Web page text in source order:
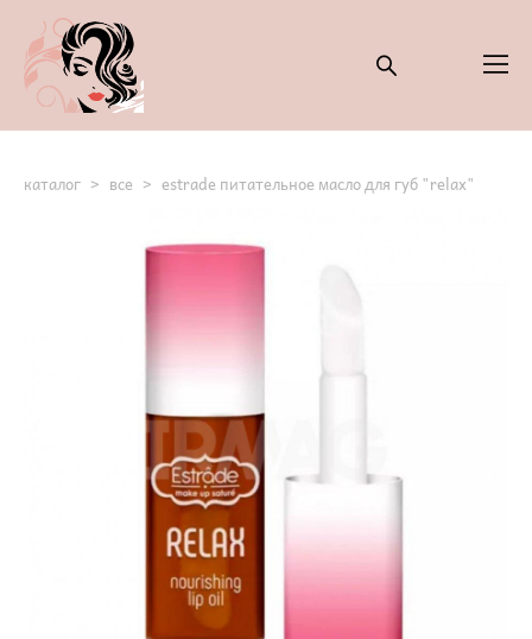
каталог > все > estrade питательное масло для губ "relax"